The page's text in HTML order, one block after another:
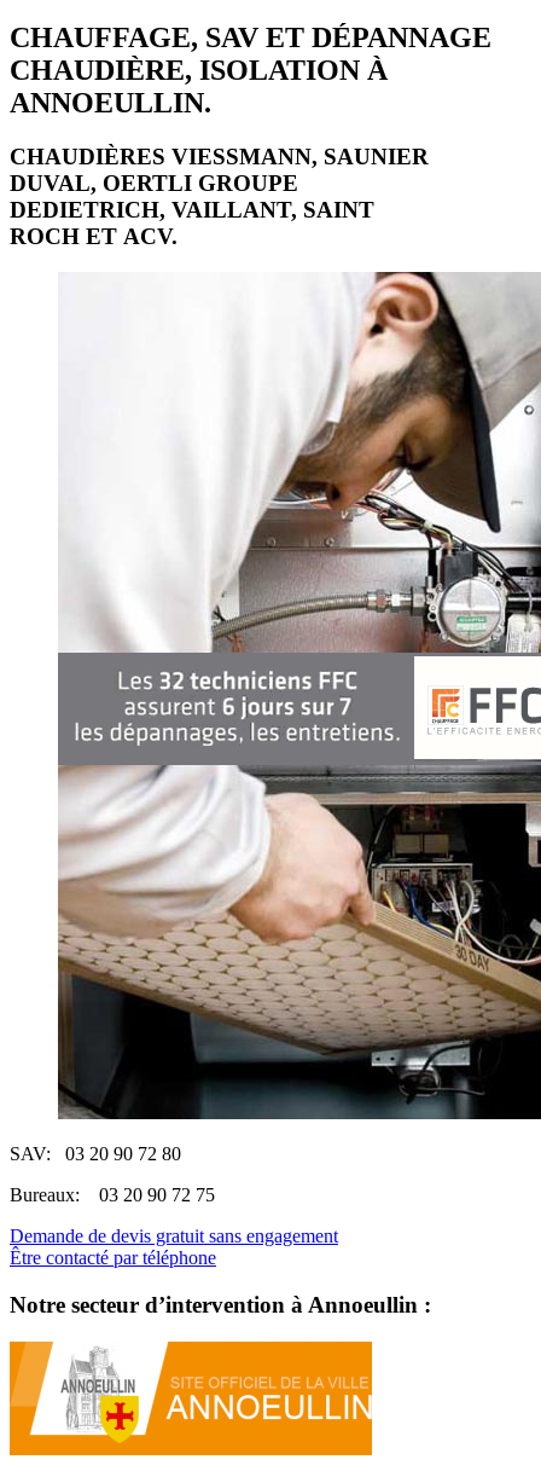
CHAUFFAGE, SAV ET DÉPANNAGE
CHAUDIÈRE, ISOLATION À
ANNOEULLIN.
CHAUDIÈRES VIESSMANN, SAUNIER
DUVAL, OERTLI GROUPE
DEDIETRICH, VAILLANT, SAINT
ROCH ET ACV.
SAV: 03 20 90 72 80
Bureaux: 03 20 90 72 75
Demande de devis gratuit sans engagement
Être contacté par téléphone
Notre secteur d’intervention à Annoeullin :